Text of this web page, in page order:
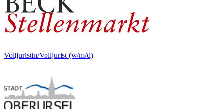
Volljuristin/Volljurist (w/m/d)